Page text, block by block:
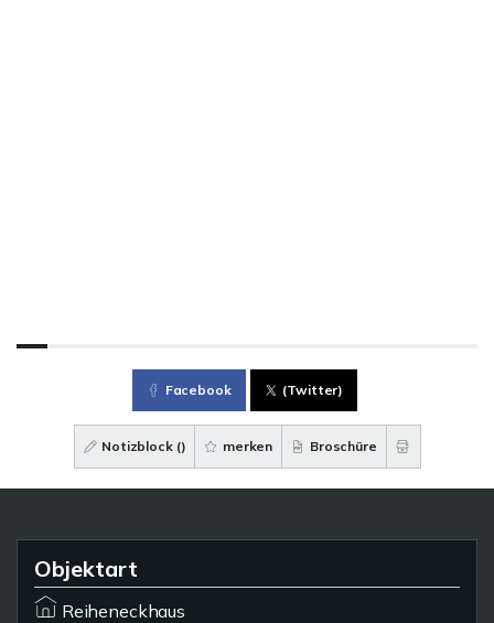
Facebook (Twitter)
Notizblock () merken Broschüre
Objektart
Reiheneckhaus